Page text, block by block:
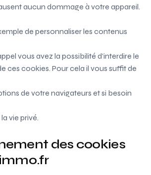
aucun dommage à votre appareil.
de personnaliser les contenus
vous avez la possibilité d’interdire le
ces cookies. Pour cela il vous suffit de
de votre navigateurs et si besoin
vie privé.
des cookies